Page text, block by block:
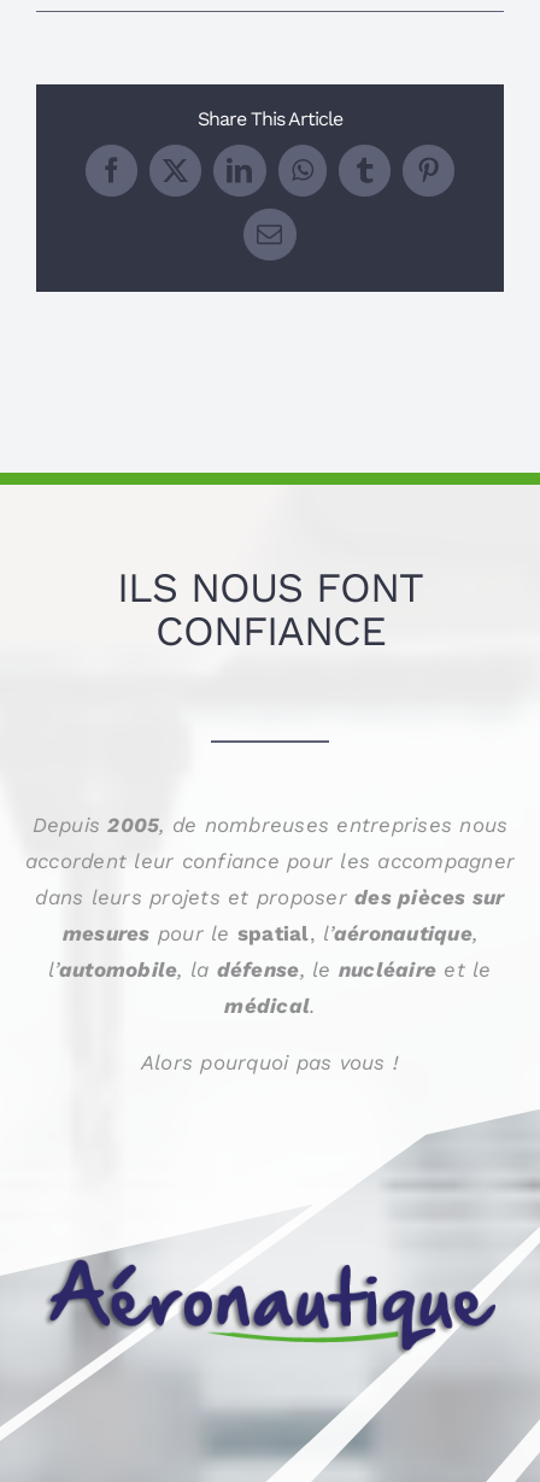
Share This Article
Facebook
X LinkedInWhatsApp
TumblrPinterest
Email
ILS NOUS FONT
CONFIANCE
Depuis2005, de nombreuses entreprises nous
accordent leur confiance pour les accompagner
dans leurs projets et proposerdes pièces sur
mesures pour le spatial, l’aéronautique,
l’automobile, la défense, le nucléaire et le
médical.
Alors pourquoi pas vous !